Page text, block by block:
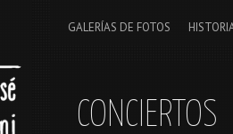
GALERÍAS DE FOTOS
CONCIERTOS